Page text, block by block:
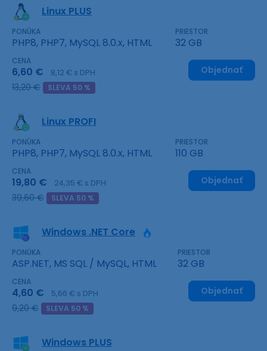
Linux PLUS
PONÚKA
PHP8, PHP7, MySQL 8.0.x, HTML
PRIESTOR
32 GB
CENA
6,60 € 8,12 € s DPH
13,20 € SLEVA 50 %
Objednať
Linux PROFI
PONÚKA
PHP8, PHP7, MySQL 8.0.x, HTML
PRIESTOR
110 GB
CENA
19,80 € 24,35 € s DPH
39,60 € SLEVA 50 %
Objednať
Windows .NET Core
PONÚKA
ASP.NET, MS SQL / MySQL, HTML
PRIESTOR
32 GB
CENA
4,60 € 5,66 € s DPH
9,20 € SLEVA 50 %
Objednať
Windows PLUS